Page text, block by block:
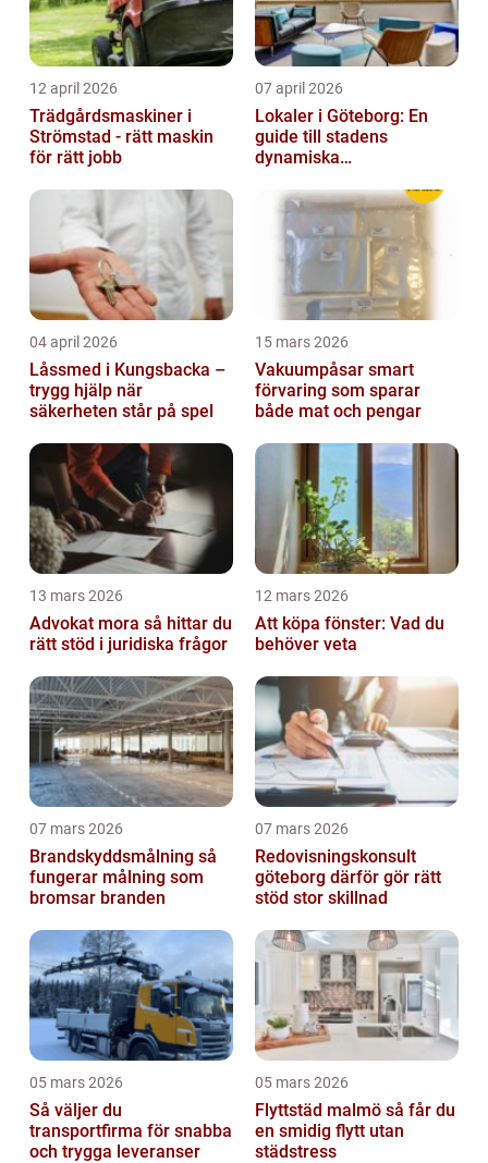
12 april 2026
Trädgårdsmaskiner i
Strömstad - rätt maskin
för rätt jobb
07 april 2026
Lokaler i Göteborg: En
guide till stadens
dynamiska
04 april 2026
Låssmed i Kungsbacka –
trygg hjälp när
säkerheten står på spel
15 mars 2026
Vakuumpåsar smart
förvaring som sparar
både mat och pengar
13 mars 2026
Advokat mora så hittar du
rätt stöd i juridiska frågor
12 mars 2026
Att köpa fönster: Vad du
behöver veta
07 mars 2026
Brandskyddsmålning så
fungerar målning som
bromsar branden
07 mars 2026
Redovisningskonsult
göteborg därför gör rätt
stöd stor skillnad
05 mars 2026
Så väljer du
transportfirma för snabba
och trygga leveranser
05 mars 2026
Flyttstäd malmö så får du
en smidig flytt utan
städstress